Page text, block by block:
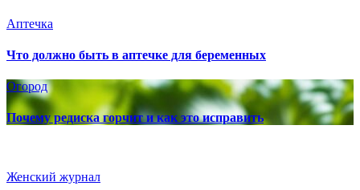
Аптечка
Что должно быть в аптечке для беременных
Огород
Почему редиска горчит и как это исправить
Женский журнал